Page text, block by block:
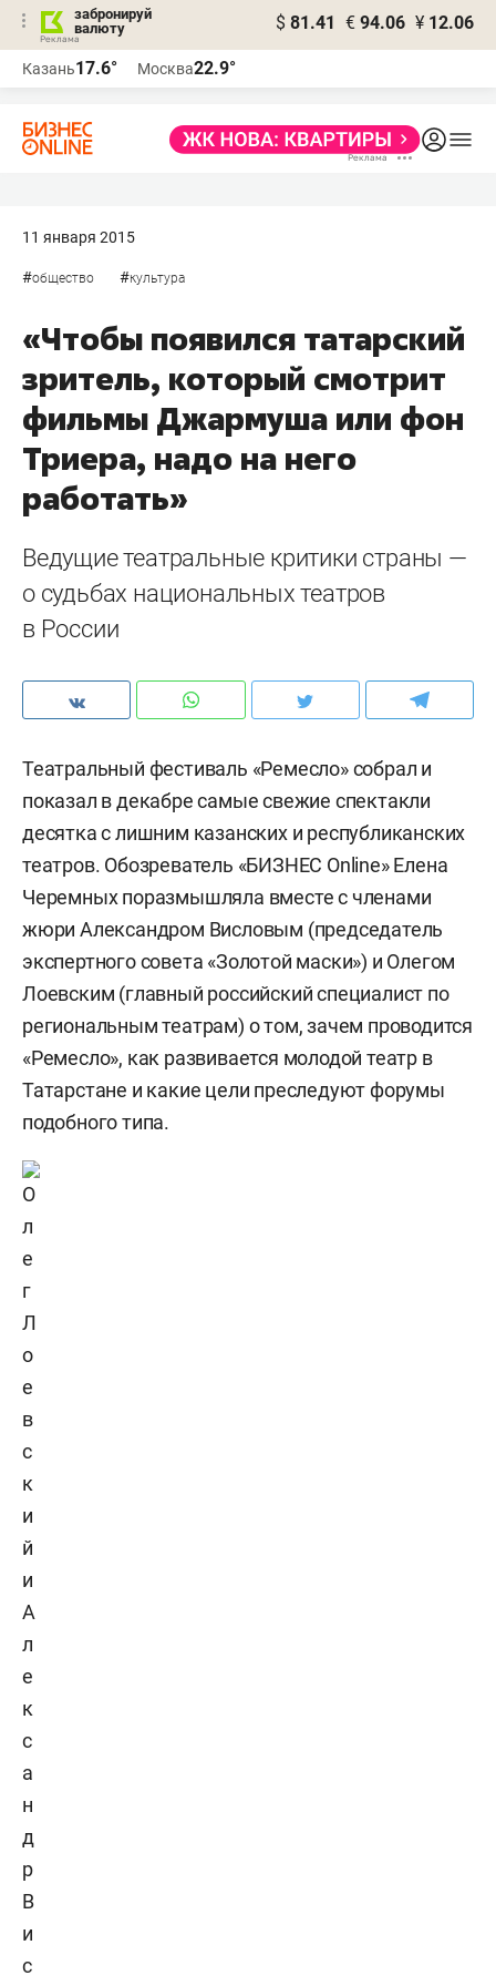
забронируй
валюту
$ 81.41 € 94.06 ¥ 12.06
Казань17.6° Москва22.9°
11 января 2015
#общество #культура
«Чтобы появился татарский
зритель, который смотрит
фильмы Джармуша или фон
Триера, надо на него
работать»
Ведущие театральные критики страны —
о судьбах национальных театров
в России
Театральный фестиваль «Ремесло» собрал и
показал в декабре самые свежие спектакли
десятка с лишним казанских и республиканских
театров. Обозреватель «БИЗНЕС Online» Елена
Черемных поразмышляла вместе с членами
жюри Александром Висловым (председатель
экспертного совета «Золотой маски») и Олегом
Лоевским (главный российский специалист по
региональным театрам) о том, зачем проводится
«Ремесло», как развивается молодой театр в
Татарстане и какие цели преследуют форумы
подобного типа.